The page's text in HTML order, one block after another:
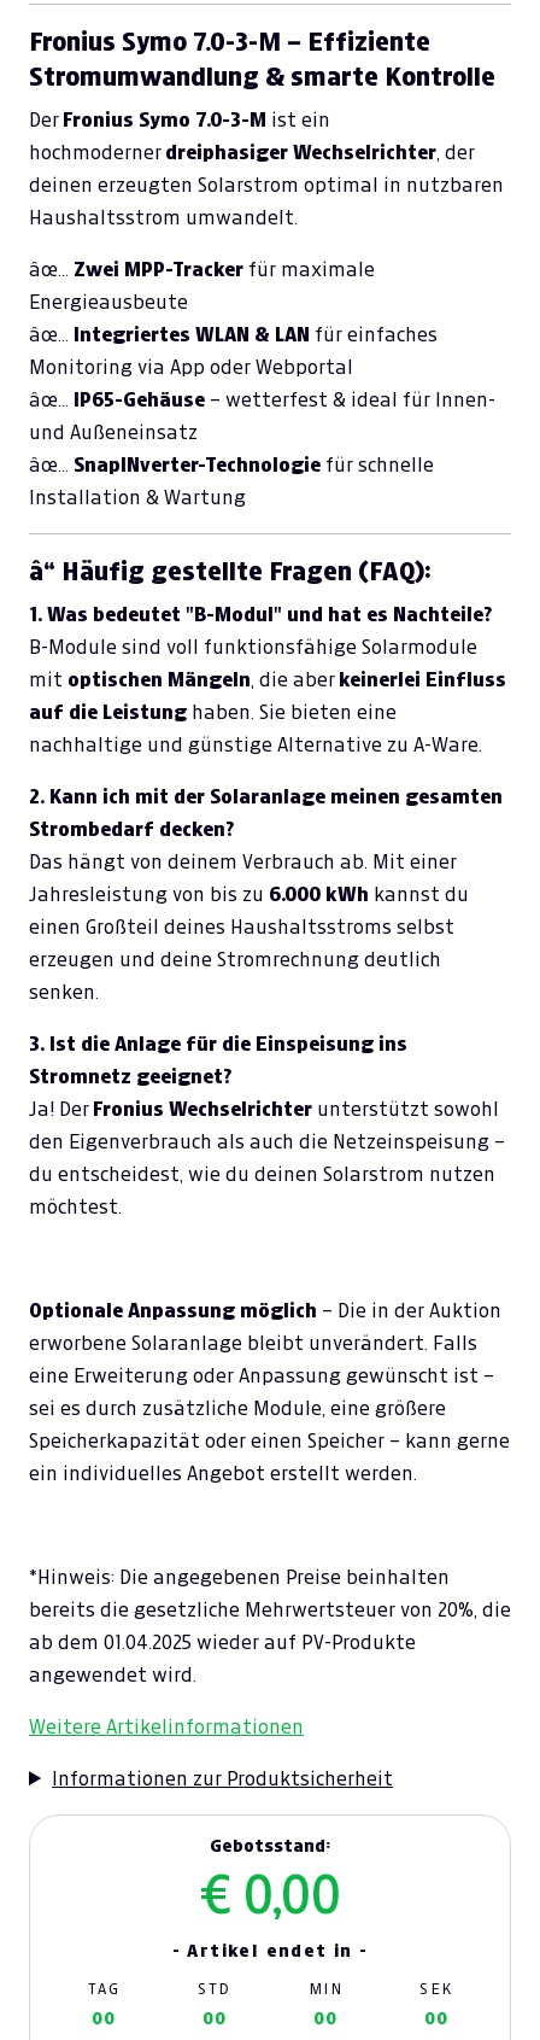
Fronius Symo 7.0-3-M – Effiziente
Stromumwandlung & smarte Kontrolle
Der Fronius Symo 7.0-3-M ist ein
hochmoderner dreiphasiger Wechselrichter , der
deinen erzeugten Solarstrom optimal in nutzbaren
Haushaltsstrom umwandelt.
âœ… Zwei MPP-Tracker für maximale
Energieausbeute
âœ…
Integriertes WLAN & LAN für einfaches
Monitoring via App oder Webportal
âœ…
IP65-Gehäuse – wetterfest & ideal für Innen-
und Außeneinsatz
âœ… SnapINverter-Technologie für schnelle
Installation & Wartung
â“ Häufig gestellte Fragen (FAQ):
1. Was bedeutet "B-Modul" und hat es Nachteile?
B-Module sind voll funktionsfähige Solarmodule
mit optischen Mängeln , die aber keinerlei Einfluss
auf die Leistung haben. Sie bieten eine
nachhaltige und günstige Alternative zu A-Ware.
2. Kann ich mit der Solaranlage meinen gesamten
Strombedarf decken?
Das hängt von deinem Verbrauch ab. Mit einer
Jahresleistung von bis zu 6.000 kWh kannst du
einen Großteil deines Haushaltsstroms selbst
erzeugen und deine Stromrechnung deutlich
senken.
3. Ist die Anlage für die Einspeisung ins
Stromnetz geeignet?
Ja! Der Fronius Wechselrichter unterstützt sowohl
den Eigenverbrauch als auch die Netzeinspeisung –
du entscheidest, wie du deinen Solarstrom nutzen
möchtest.
Optionale Anpassung möglich – Die in der Auktion
erworbene Solaranlage bleibt unverändert. Falls
eine Erweiterung oder Anpassung gewünscht ist –
sei es durch zusätzliche Module, eine größere
Speicherkapazität oder einen Speicher – kann gerne
ein individuelles Angebot erstellt werden.
*Hinweis: Die angegebenen Preise beinhalten
bereits die gesetzliche Mehrwertsteuer von 20%, die
ab dem 01.04.2025 wieder auf PV-Produkte
angewendet wird.
Weitere Artikelinformationen
Informationen zur Produktsicherheit
Gebotsstand:
€ 0,00
- Artikel endet in -
TAG STD MIN SEK
00 00 00 00